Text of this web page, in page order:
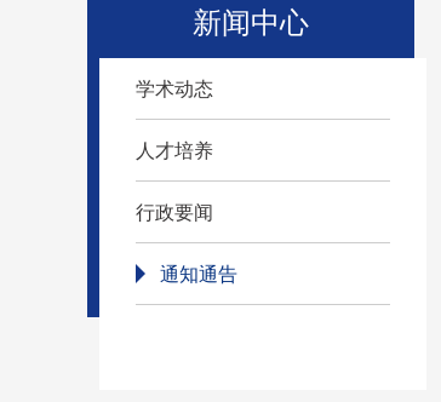
新闻中心
学术动态
人才培养
行政要闻
通知通告